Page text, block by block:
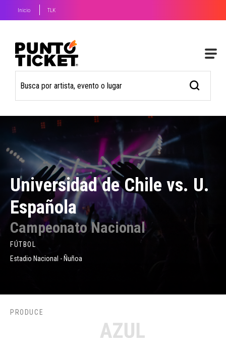
Inicio TLK
Universidad de Chile vs. U.
Española
Campeonato Nacional
FÚTBOL
Estadio Nacional - Ñuñoa
PRODUCE